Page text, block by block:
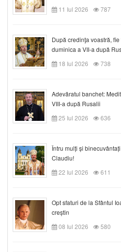
11 Iul 2026
787
După credinţa voastră,
duminica a VII-a după
18 Iul 2026
738
Adevăratul banchet:
VIII-a după Rusalii
25 Iul 2026
636
Întru mulți și
Claudiu!
22 Iul 2026
611
Opt sfaturi de la Sfântul
creștin
08 Iul 2026
580